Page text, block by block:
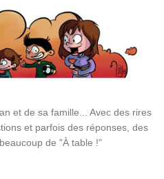
et de sa famille... Avec des rires
et parfois des réponses, des
de "À table !"